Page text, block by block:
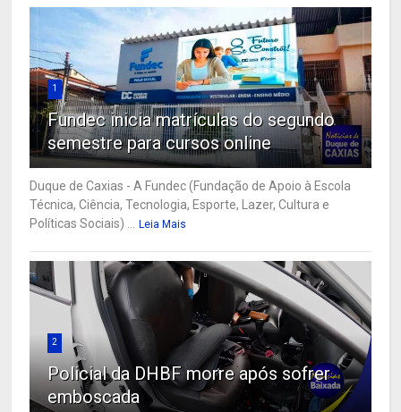
1
Fundec inicia matrículas do segundo
semestre para cursos online
Duque de Caxias - A Fundec (Fundação de Apoio à Escola
Técnica, Ciência, Tecnologia, Esporte, Lazer, Cultura e
Políticas Sociais) ...
Leia Mais
2
Policial da DHBF morre após sofrer
emboscada